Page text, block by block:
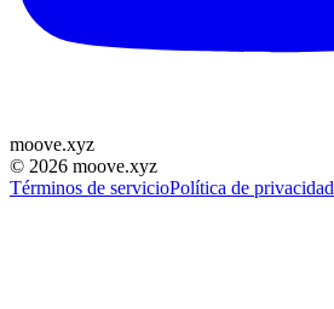
moove.xyz
© 2026 moove.xyz
Términos de servicioPolítica de privacidad